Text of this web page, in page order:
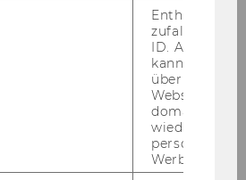
Enthält eine
ID. Anhand
kann Google
über
Websites
Werbung